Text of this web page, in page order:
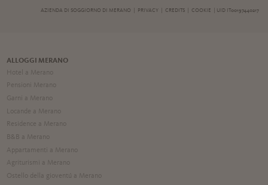
AZIENDA DI SOGGIORNO DI MERANO | PRIVACY| CREDITS| COOKIE | UID IT00197440217
ALLOGGI MERANO
Hotel a Merano
Pensioni Merano
Garni a Merano
Locande a Merano
Residence a Merano
B&B a Merano
Appartamenti a Merano
Agriturismi a Merano
Ostello della gioventú a Merano